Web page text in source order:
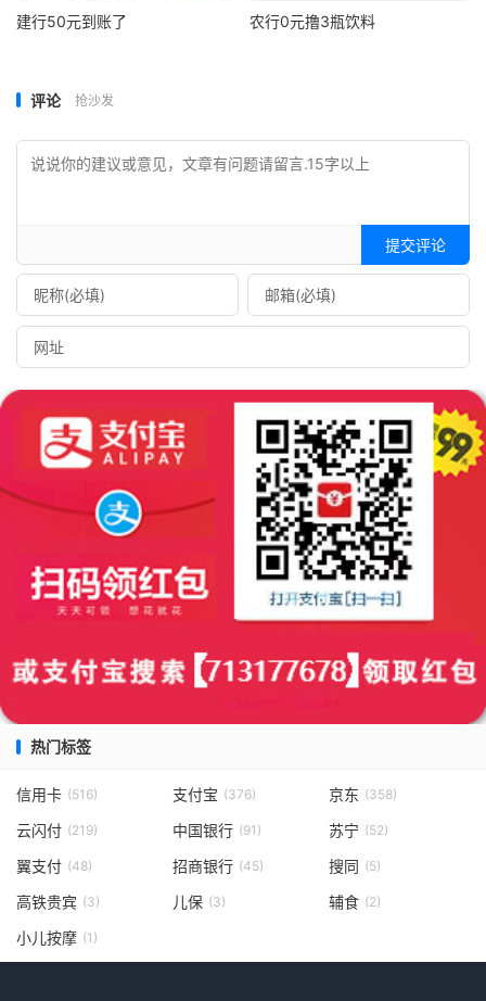
建行50元到账了 农行0元撸3瓶饮料
评论 抢沙发
提交评论
热门标签
信用卡 (516) 支付宝 (376) 京东 (358)
云闪付 (219) 中国银行 (91) 苏宁 (52)
翼支付 (48) 招商银行 (45) 搜同 (5)
高铁贵宾 (3) 儿保 (3) 辅食 (2)
小儿按摩 (1)